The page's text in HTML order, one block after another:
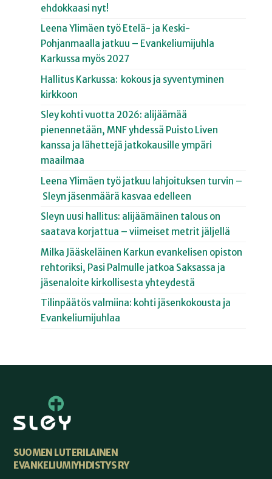
ehdokkaasi nyt!
Leena Ylimäen työ Etelä- ja Keski-
Pohjanmaalla jatkuu – Evankeliumijuhla
Karkussa myös 2027
Hallitus Karkussa: kokous ja syventyminen
kirkkoon
Sley kohti vuotta 2026: alijäämää
pienennetään, MNF yhdessä Puisto Liven
kanssa ja lähettejä jatkokausille ympäri
maailmaa
Leena Ylimäen työ jatkuu lahjoituksen turvin –
Sleyn jäsenmäärä kasvaa edelleen
Sleyn uusi hallitus: alijäämäinen talous on
saatava korjattua – viimeiset metrit jäljellä
Milka Jääskeläinen Karkun evankelisen opiston
rehtoriksi, Pasi Palmulle jatkoa Saksassa ja
jäsenaloite kirkollisesta yhteydestä
Tilinpäätös valmiina: kohti jäsenkokousta ja
Evankeliumijuhlaa
SUOMEN LUTERILAINEN
EVANKELIUMIYHDISTYS RY